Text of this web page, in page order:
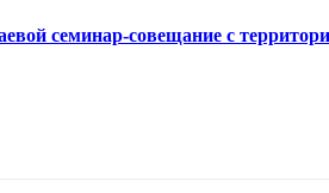
семинар-совещание с